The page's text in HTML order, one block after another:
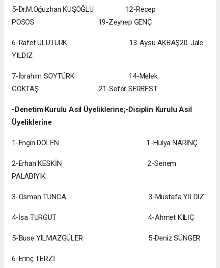
5-Dr.M.Oğuzhan KUŞOĞLU 12-Recep
POSOS 19-Zeynep GENÇ
6-Rafet ULUTÜRK 13-Aysu AKBAŞ20-Jale
YILDIZ
7-İbrahim SOYTÜRK 14-Melek
GÖKTAŞ 21-Sefer SERBEST
-Denetim Kurulu Asil Üyeliklerine;-Disiplin Kurulu Asil
Üyeliklerine
1-Engin DÖLEN 1-Hülya NARİNÇ
2-Erhan KESKİN 2-Senem
PALABIYIK
3-Osman TUNCA 3-Mustafa YILDIZ
4-İsa TURGUT 4-Ahmet KILIÇ
5-Buse YILMAZGÜLER 5-Deniz SÜNGER
6-Erinç TERZİ